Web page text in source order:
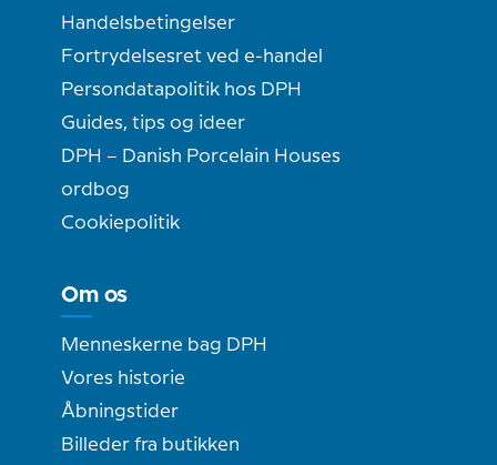
Handelsbetingelser
Fortrydelsesret ved e-handel
Persondatapolitik hos DPH
Guides, tips og ideer
DPH – Danish Porcelain Houses
ordbog
Cookiepolitik
Om os
Menneskerne bag DPH
Vores historie
Åbningstider
Billeder fra butikken